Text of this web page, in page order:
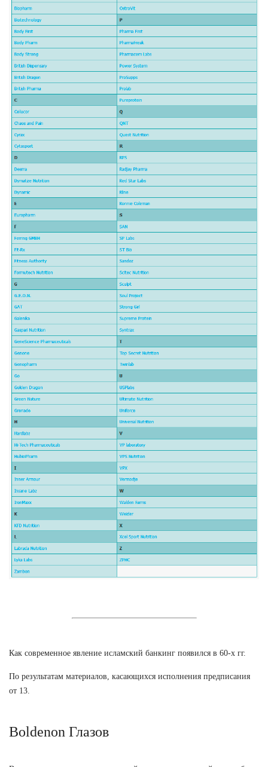
Как современное явление исламский банкинг появился в 60-х гг.
По результатам материалов, касающихся исполнения предписания
от 13.
Boldenon Глазов